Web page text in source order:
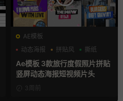
AE模板
动态海报
拼贴风 撕纸
Ae模板 3款旅行度假照片拼贴
竖屏动态海报短视频片头
3周前